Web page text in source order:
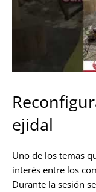
ejidal
Uno de los temas
interés entre los
Durante la sesión